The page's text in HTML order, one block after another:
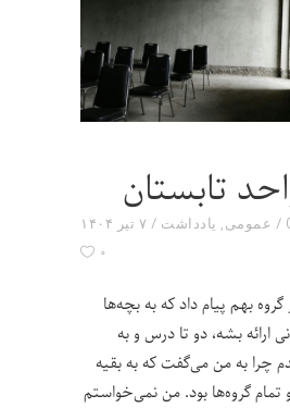
تابستان
۷ تیر ۱۴۰۴ عمومی, یادداشت
۰
بهم پیام داد که به بچه‌ها
ارائه بشه، دو تا درس و به
چرا به من می‌گفت که به بقیه
گروه‌ها بود. من نمی‌خواستم